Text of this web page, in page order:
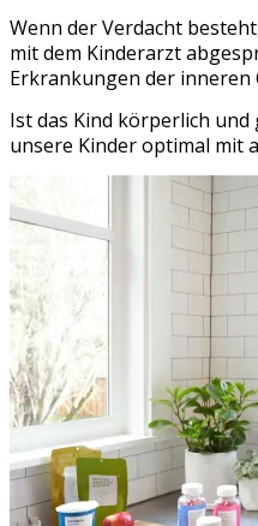
Wenn der Verdacht
mit dem Kinderarzt
Erkrankungen der inneren
Ist das Kind körperlich
unsere Kinder optimal mit